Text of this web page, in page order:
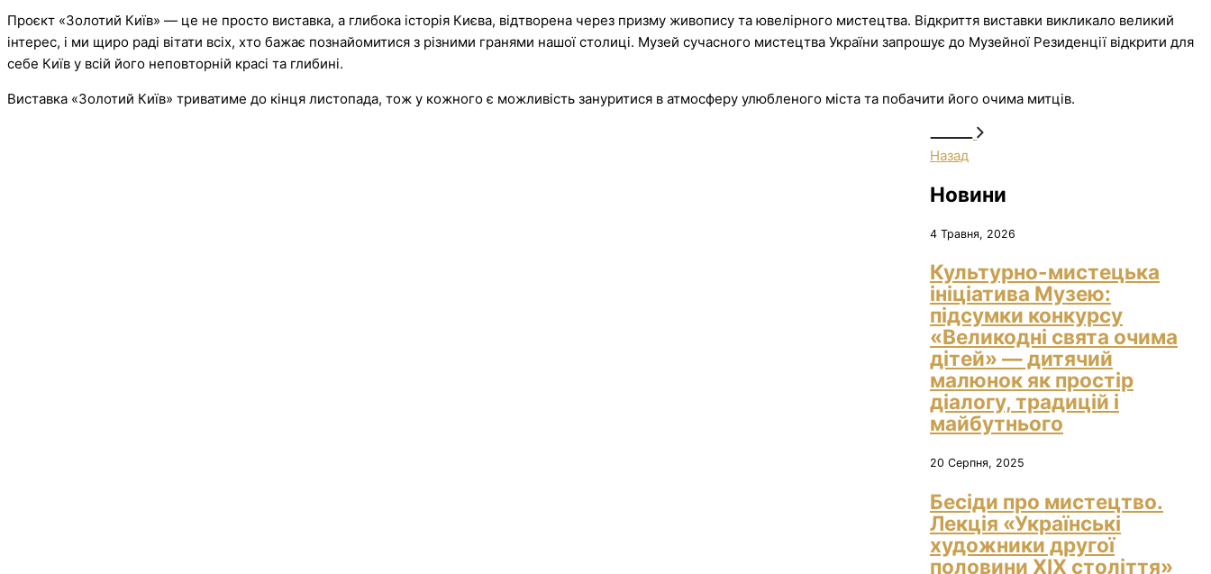
Проєкт «Золотий Київ» — це не просто виставка, а глибока історія Києва, відтворена через призму живопису та ювелірного мистецтва. Відкриття виставки викликало великий
інтерес, і ми щиро раді вітати всіх, хто бажає познайомитися з різними гранями нашої столиці. Музей сучасного мистецтва України запрошує до Музейної Резиденції відкрити для
себе Київ у всій його неповторній красі та глибині.
Виставка «Золотий Київ» триватиме до кінця листопада, тож у кожного є можливість зануритися в атмосферу улюбленого міста та побачити його очима митців.
Назад
Новини
4 Травня, 2026
Культурно-мистецька
ініціатива Музею:
підсумки конкурсу
«Великодні свята очима
дітей» — дитячий
малюнок як простір
діалогу, традицій і
майбутнього
20 Серпня, 2025
Бесіди про мистецтво.
Лекція «Українські
художники другої
половини ХІХ століття»